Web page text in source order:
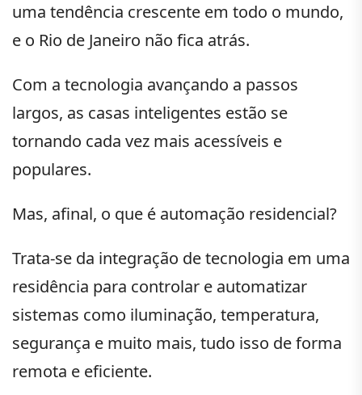
uma tendência crescente em todo o mundo,
e o Rio de Janeiro não fica atrás.
Com a tecnologia avançando a passos
largos, as casas inteligentes estão se
tornando cada vez mais acessíveis e
populares.
Mas, afinal, o que é automação residencial?
Trata-se da integração de tecnologia em uma
residência para controlar e automatizar
sistemas como iluminação, temperatura,
segurança e muito mais, tudo isso de forma
remota e eficiente.